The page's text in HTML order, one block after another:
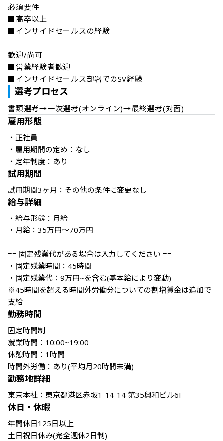
必須要件
■高卒以上
■インサイドセールスの経験
歓迎/尚可
■営業経験者歓迎
■インサイドセールス部署でのSV経験
選考プロセス
書類選考→一次選考(オンライン)→最終選考(対面)
雇用形態
・正社員
・雇用期間の定め：なし
・定年制度：あり
試用期間
試用期間3ヶ月：その他の条件に変更なし
給与詳細
・給与形態：月給
・月給：35万円～70万円
--------------------------------
== 固定残業代がある場合は入力してください ==
・固定残業時間：45時間
・固定残業代：9万円~を含む(基本給により変動)
※45時間を超える時間外労働分についての割増賃金は追加で
支給
勤務時間
固定時間制
就業時間：10:00~19:00
休憩時間：1時間
時間外労働：あり(平均月20時間未満)
勤務地詳細
東京本社：東京都港区赤坂1-14-14 第35興和ビル6F
休日・休暇
年間休日125日以上
土日祝日休み(完全週休2日制)